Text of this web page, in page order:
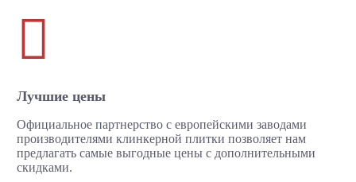

Лучшие цены
Официальное партнерство с европейскими заводами
производителями клинкерной плитки позволяет нам
предлагать самые выгодные цены с дополнительными
скидками.